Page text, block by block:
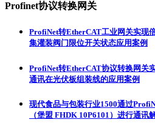
Profinet协议转换网关
ProfiNet转EtherCAT工业网关实现
集灌装阀门限位开关状态应用案例
ProfiNet转EtherCAT协议转换网关
通讯在光伏板组装线的应用案例
现代食品与包装行业1500通过
（堡盟 FHDK 10P6101）进行通讯